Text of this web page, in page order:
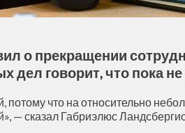
о прекращении
дел говорит, что пока
что на относительно
— сказал Габриэлюс